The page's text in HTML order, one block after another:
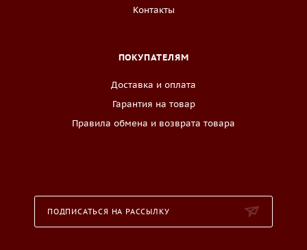
Контакты
ПОКУПАТЕЛЯМ
Доставка и оплата
Гарантия на товар
Правила обмена и возврата товара
ПОДПИСАТЬСЯ НА РАССЫЛКУ